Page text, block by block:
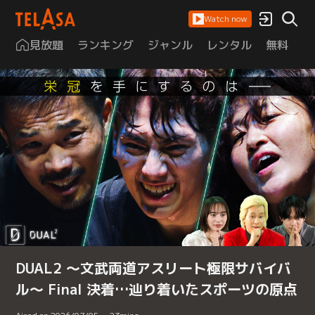
Watch now
見放題 ランキング ジャンル レンタル 無料
DUAL2 ～文武両道アスリート極限サバイバ
ル～ Final 決着…辿り着いたスポーツの原点